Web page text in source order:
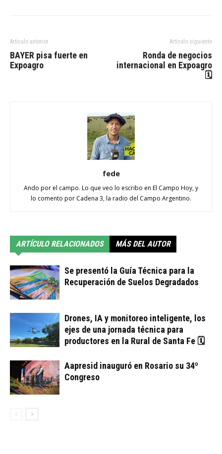
Artículo anterior
BAYER pisa fuerte en
Expoagro
Artículo siguiente
Ronda de negocios
internacional en Expoagro
🗓
fede
Ando por el campo. Lo que veo lo escribo en El Campo Hoy, y
lo comento por Cadena 3, la radio del Campo Argentino.
ARTÍCULO RELACIONADOS MÁS DEL AUTOR
Se presentó la Guía Técnica para la
Recuperación de Suelos Degradados
Drones, IA y monitoreo inteligente, los
ejes de una jornada técnica para
productores en la Rural de Santa Fe 🗓
Aapresid inauguró en Rosario su 34º
Congreso